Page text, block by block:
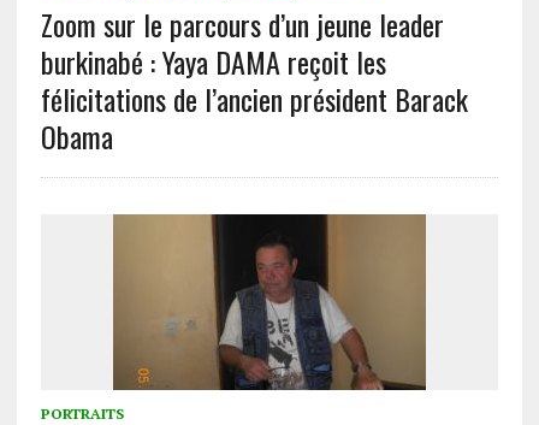
Zoom sur le parcours d’un jeune leader
burkinabé : Yaya DAMA reçoit les
félicitations de l’ancien président Barack
Obama
PORTRAITS